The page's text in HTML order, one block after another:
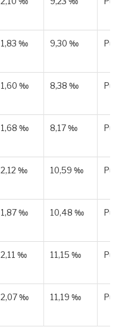
1,83 ‰ 9,30 ‰
1,60 ‰ 8,38 ‰
1,68 ‰ 8,17 ‰
2,12 ‰ 10,59 ‰
1,87 ‰ 10,48 ‰
2,11 ‰ 11,15 ‰
2,07 ‰ 11,19 ‰